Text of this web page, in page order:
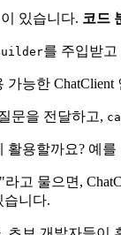
있습니다. 코드
를 주입받
가능한
문을 전달하고,
활용할까요? 예
고 물으면,
습니다.